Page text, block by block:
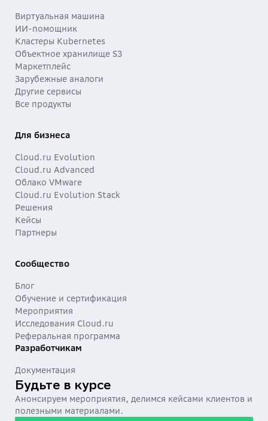
Виртуальная машина
ИИ-помощник
Кластеры Kubernetes
Объектное хранилище S3
Маркетплейс
Зарубежные аналоги
Другие сервисы
Все продукты
Для бизнеса
Cloud.ru Evolution
Cloud.ru Advanced
Облако VMware
Cloud.ru Evolution Stack
Решения
Кейсы
Партнеры
Сообщество
Блог
Обучение и сертификация
Мероприятия
Исследования Cloud.ru
Реферальная программа
Разработчикам
Документация
Будьте в курсе
Анонсируем мероприятия, делимся кейсами клиентов и
полезными материалами.